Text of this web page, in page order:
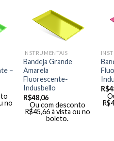
–
no
INSTRUMENTAIS
Bandeja Grande
Amarela
Fluorescente-
Indusbello
R$48,06
Ou com desconto
R$45,66 à vista ou no
boleto.
R$
R$